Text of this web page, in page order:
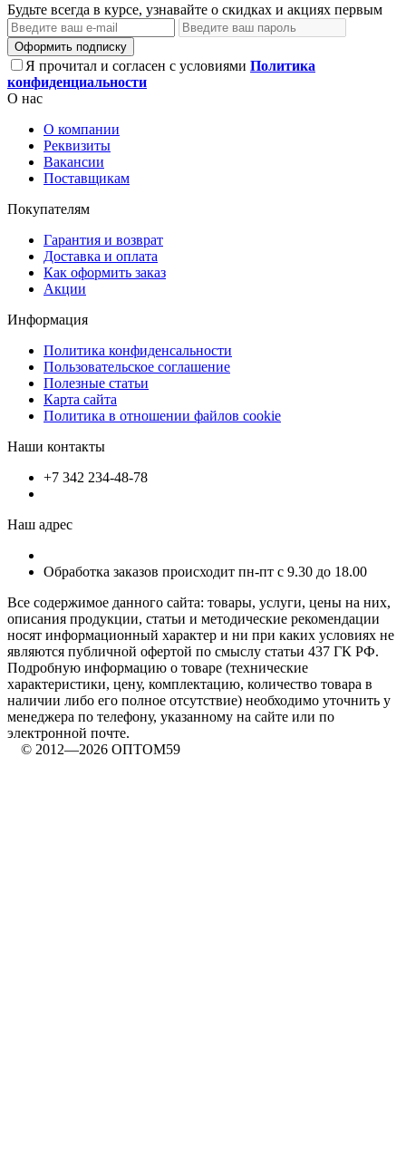
Будьте всегда в курсе, узнавайте о скидках и акциях первым
Оформить подписку
Я прочитал и согласен с условиями Политика
конфиденциальности
О нас
О компании
Реквизиты
Вакансии
Поставщикам
Покупателям
Гарантия и возврат
Доставка и оплата
Как оформить заказ
Акции
Информация
Политика конфиденсальности
Пользовательское соглашение
Полезные статьи
Карта сайта
Политика в отношении файлов cookie
Наши контакты
+7 342 234-48-78
Наш адрес
Обработка заказов происходит пн-пт с 9.30 до 18.00
Все содержимое данного сайта: товары, услуги, цены на них,
описания продукции, статьи и методические рекомендации
носят информационный характер и ни при каких условиях не
являются публичной офертой по смыслу статьи 437 ГК РФ.
Подробную информацию о товаре (технические
характеристики, цену, комплектацию, количество товара в
наличии либо его полное отсутствие) необходимо уточнить у
менеджера по телефону, указанному на сайте или по
электронной почте.
© 2012—2026 ОПТОМ59